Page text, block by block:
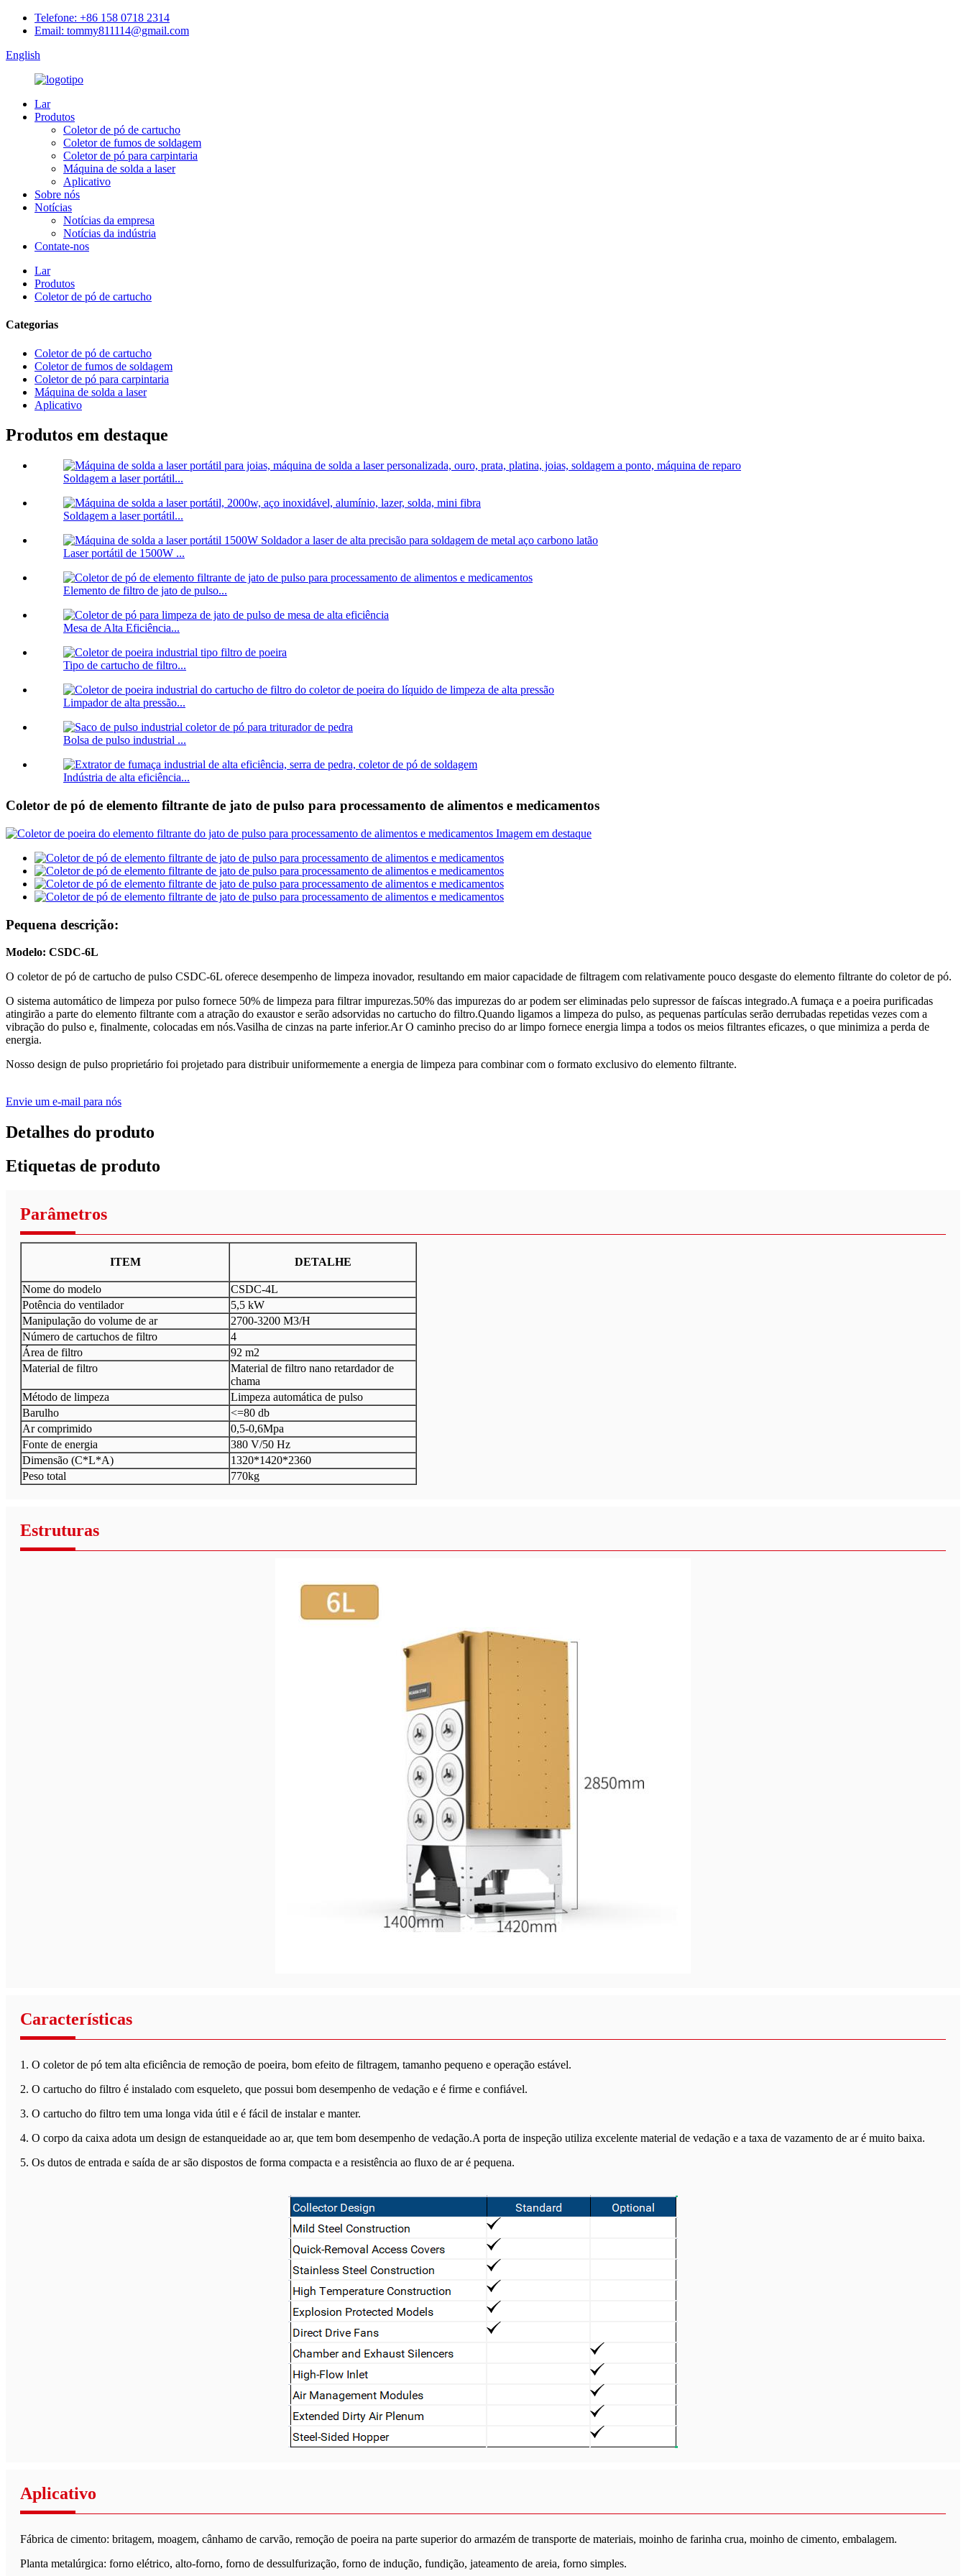
Telefone: +86 158 0718 2314
Email: tommy811114@gmail.com
English
Lar
Produtos
Coletor de pó de cartucho
Coletor de fumos de soldagem
Coletor de pó para carpintaria
Máquina de solda a laser
Aplicativo
Sobre nós
Notícias
Notícias da empresa
Notícias da indústria
Contate-nos
Lar
Produtos
Coletor de pó de cartucho
Categorias
Coletor de pó de cartucho
Coletor de fumos de soldagem
Coletor de pó para carpintaria
Máquina de solda a laser
Aplicativo
Produtos em destaque
Soldagem a laser portátil...
Soldagem a laser portátil...
Laser portátil de 1500W ...
Elemento de filtro de jato de pulso...
Mesa de Alta Eficiência...
Tipo de cartucho de filtro...
Limpador de alta pressão...
Bolsa de pulso industrial ...
Indústria de alta eficiência...
Coletor de pó de elemento filtrante de jato de pulso para processamento de alimentos e medicamentos
Pequena descrição:
Modelo: CSDC-6L
O coletor de pó de cartucho de pulso CSDC-6L oferece desempenho de limpeza inovador, resultando em maior capacidade de filtragem com relativamente pouco desgaste do elemento filtrante do coletor de pó.
O sistema automático de limpeza por pulso fornece 50% de limpeza para filtrar impurezas.50% das impurezas do ar podem ser eliminadas pelo supressor de faíscas integrado.A fumaça e a poeira purificadas
atingirão a parte do elemento filtrante com a atração do exaustor e serão adsorvidas no cartucho do filtro.Quando ligamos a limpeza do pulso, as pequenas partículas serão derrubadas repetidas vezes com a
vibração do pulso e, finalmente, colocadas em nós.Vasilha de cinzas na parte inferior.Ar O caminho preciso do ar limpo fornece energia limpa a todos os meios filtrantes eficazes, o que minimiza a perda de
energia.
Nosso design de pulso proprietário foi projetado para distribuir uniformemente a energia de limpeza para combinar com o formato exclusivo do elemento filtrante.
Envie um e-mail para nós
Detalhes do produto
Etiquetas de produto
Parâmetros
ITEM DETALHE
Nome do modelo
CSDC-4L
Potência do ventilador
5,5 kW
Manipulação do volume de ar
2700-3200 M3/H
Número de cartuchos de filtro
4
Área de filtro
92 m2
Material de filtro
Material de filtro nano retardador de
chama
Método de limpeza
Limpeza automática de pulso
Barulho
<=80 db
Ar comprimido
0,5-0,6Mpa
Fonte de energia
380 V/50 Hz
Dimensão (C*L*A)
1320*1420*2360
Peso total
770kg
Estruturas
Características
1. O coletor de pó tem alta eficiência de remoção de poeira, bom efeito de filtragem, tamanho pequeno e operação estável.
2. O cartucho do filtro é instalado com esqueleto, que possui bom desempenho de vedação e é firme e confiável.
3. O cartucho do filtro tem uma longa vida útil e é fácil de instalar e manter.
4. O corpo da caixa adota um design de estanqueidade ao ar, que tem bom desempenho de vedação.A porta de inspeção utiliza excelente material de vedação e a taxa de vazamento de ar é muito baixa.
5. Os dutos de entrada e saída de ar são dispostos de forma compacta e a resistência ao fluxo de ar é pequena.
Aplicativo
Fábrica de cimento: britagem, moagem, cânhamo de carvão, remoção de poeira na parte superior do armazém de transporte de materiais, moinho de farinha crua, moinho de cimento, embalagem.
Planta metalúrgica: forno elétrico, alto-forno, forno de dessulfurização, forno de indução, fundição, jateamento de areia, forno simples.